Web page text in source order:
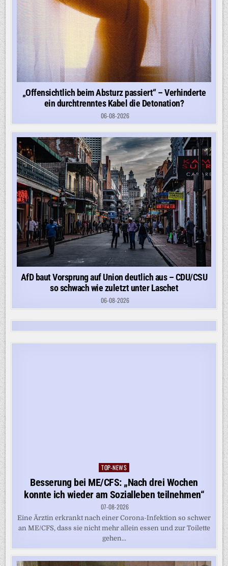
„Offensichtlich beim Absturz passiert“ – Verhinderte
ein durchtrenntes Kabel die Detonation?
06-08-2026
AfD baut Vorsprung auf Union deutlich aus – CDU/CSU
so schwach wie zuletzt unter Laschet
06-08-2026
Posted
in
TOP-NEWS
Besserung bei ME/CFS: „Nach drei Wochen
konnte ich wieder am Sozialleben teilnehmen“
07-08-2026
Eine Ärztin erkrankt nach einer Corona-Infektion so schwer
an ME/CFS, dass sie nicht mehr allein essen und zur Toilette
gehen...